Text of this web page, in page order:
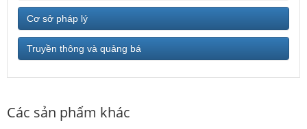
Cơ sở pháp lý
Truyền thông và quảng bá
Các sản phẩm khác